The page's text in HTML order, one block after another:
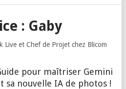
: Gaby
Live et Chef de Projet chez Blicom
pour maîtriser Gemini
sa nouvelle IA de photos !